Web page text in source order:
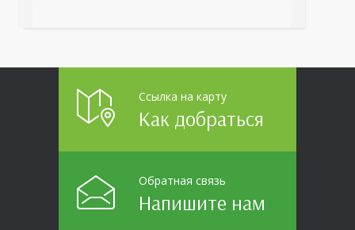
Ссылка на карту
Как добраться
Обратная связь
Напишите нам